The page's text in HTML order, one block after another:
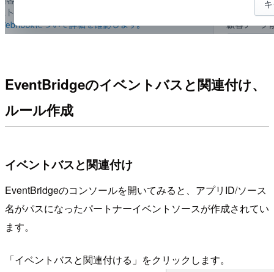
EventBridgeのイベントバスと関連付け、
ルール作成
イベントバスと関連付け
EventBridgeのコンソールを開いてみると、アプリID/ソース
名がパスになったパートナーイベントソースが作成されてい
ます。
「イベントバスと関連付ける」をクリックします。